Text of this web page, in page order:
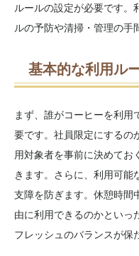
ルールの設定が必要です。
ルの予防や清掃・管理の手
基本的な利用ル
まず、誰がコーヒーを利
要です。社員限定にするの
用対象者を事前に決めてお
きます。さらに、利用可能
支障を防ぎます。休憩時間
由に利用できるのかといっ
フレッシュのバランスが保